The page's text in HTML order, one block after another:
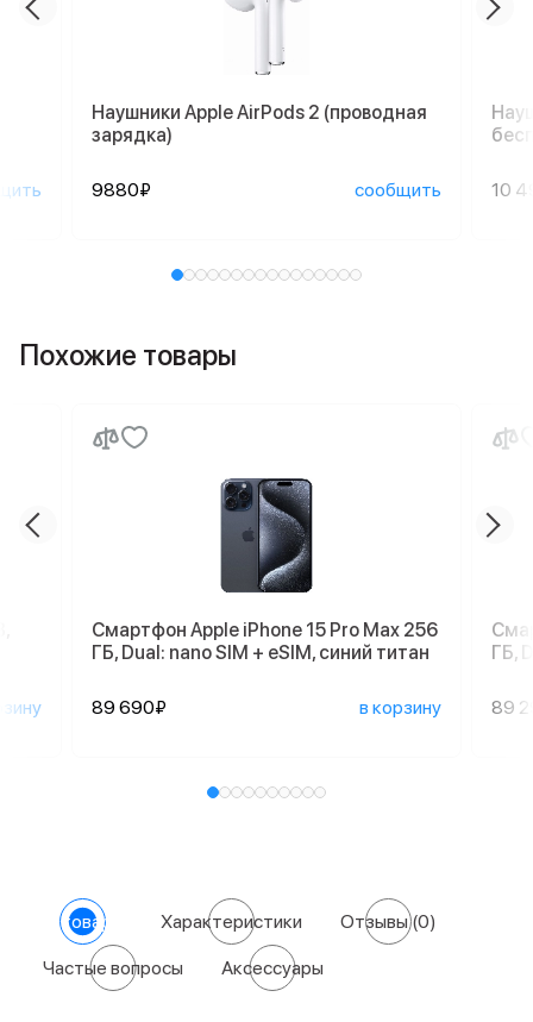
Наушники Apple AirPods 2 (проводная
зарядка)
9880₽ сообщить 10
Похожие товары
Смартфон Apple iPhone 15 Pro Max 256
ГБ, Dual: nano SIM + eSIM, синий титан
89 690₽ в корзину
ГБ,
89
О товаре Характеристики Отзывы(0)
Частые вопросы Аксессуары